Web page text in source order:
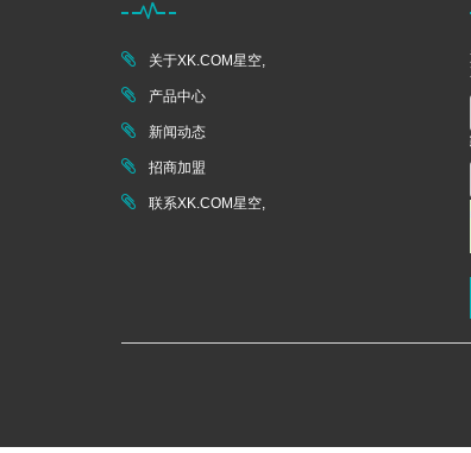
关于XK.COM星空,
产品中心
新闻动态
招商加盟
联系XK.COM星空,